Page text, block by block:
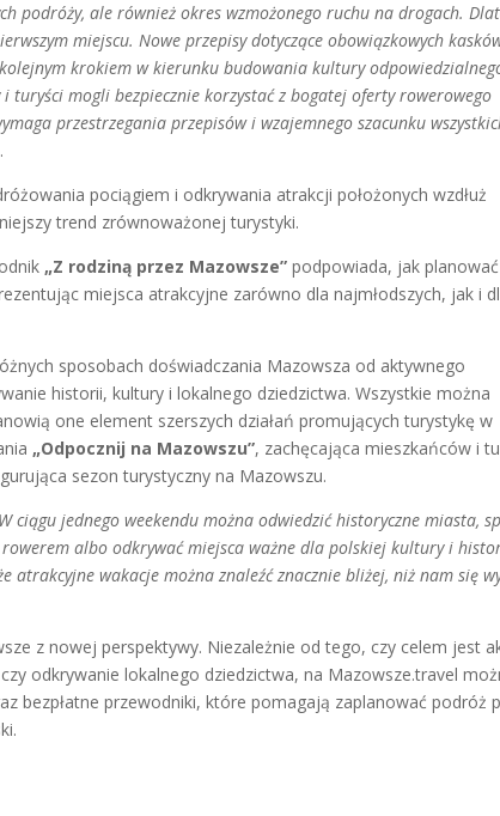
podróży, ale również okres wzmożonego ruchu na drogach.
miejscu. Nowe przepisy dotyczące obowiązkowych
krokiem w kierunku budowania kultury
turyści mogli bezpiecznie korzystać z bogatej oferty rowerowego
przestrzegania przepisów i wzajemnego szacunku
pociągiem i odkrywania atrakcji położonych wzdłuż
trend zrównoważonej turystyki.
„Z rodziną przez Mazowsze” podpowiada, jak planować
miejsca atrakcyjne zarówno dla najmłodszych, jak i
sposobach doświadczania Mazowsza od aktywnego
historii, kultury i lokalnego dziedzictwa. Wszystkie można
one element szerszych działań promujących turystykę w
„Odpocznij na Mazowszu”, zachęcająca mieszkańców i
sezon turystyczny na Mazowszu.
ciągu jednego weekendu można odwiedzić historyczne miasta,
albo odkrywać miejsca ważne dla polskiej kultury i
atrakcyjne wakacje można znaleźć znacznie bliżej, niż nam się
z nowej perspektywy. Niezależnie od tego, czy celem jest
odkrywanie lokalnego dziedzictwa, na Mazowsze.travel
bezpłatne przewodniki, które pomagają zaplanować podróż